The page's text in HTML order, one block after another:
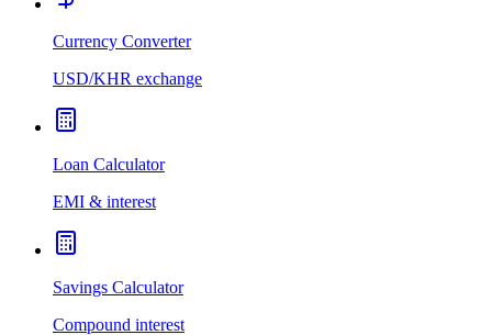
Currency Converter
USD/KHR exchange
Loan Calculator
EMI & interest
Savings Calculator
Compound interest